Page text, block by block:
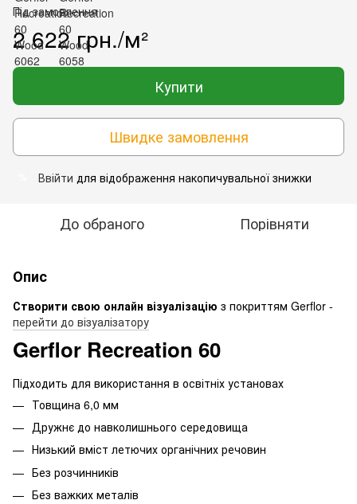
Під замовлення
2 622 грн./м²
Купити
Швидке замовлення
Ввійти для відображення накопичувальної знижки
До обраного Порівняти
Опис
Створити свою онлайн візуалізацію з покриттям Gerflor -
перейти до візуалізатору
Gerflor Recreation 60
Підходить для використання в освітніх установах
Товщина 6,0 мм
Дружнє до навколишнього середовища
Низький вміст летючих органічних речовин
Без розчинників
Без важких металів